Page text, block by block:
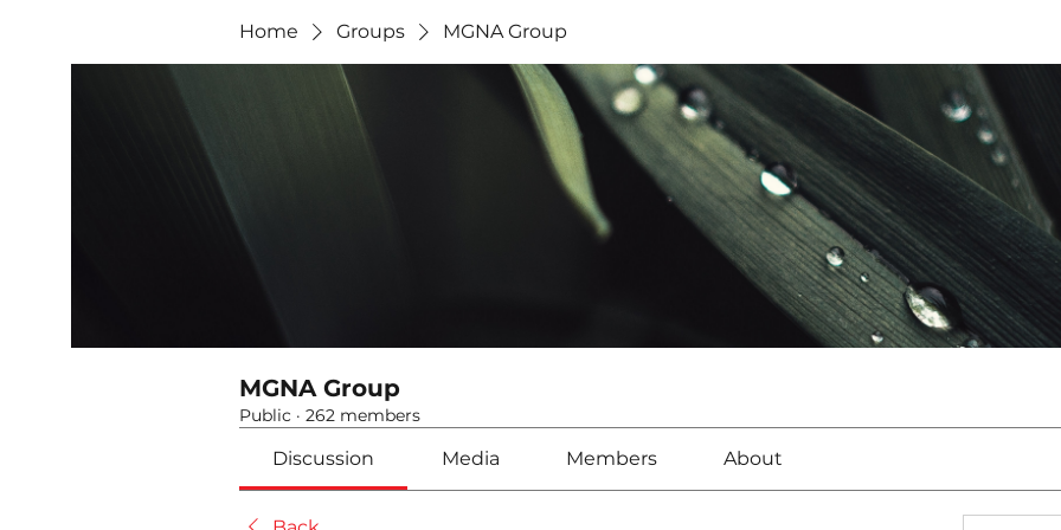
Home Groups MGNA Group
MGNA Group
Public · 262 members
Discussion Media Members About